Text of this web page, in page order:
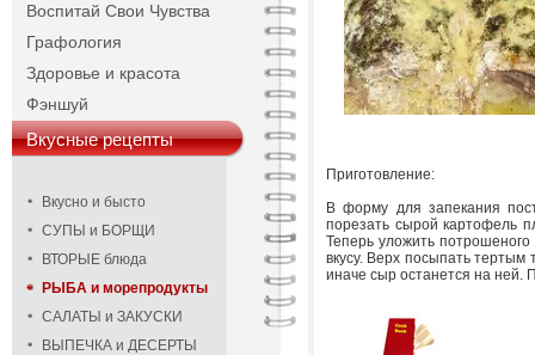
Воспитай Свои Чувства
Графология
Здоровье и красота
Фэншуй
Вкусные рецепты
Вкусно и бысто
СУПЫ и БОРЩИ
ВТОРЫЕ блюда
РЫБА и морепродукты
САЛАТЫ и ЗАКУСКИ
ВЫПЕЧКА и ДЕСЕРТЫ
Приготовление:
В форму для запекания
порезать сырой картофель
Теперь уложить
вкусу. Верх посыпать
иначе сыр останется на ней.